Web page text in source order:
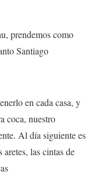
prendemos como
Santiago
en cada casa, y
coca, nuestro
Al día siguiente es
las cintas de